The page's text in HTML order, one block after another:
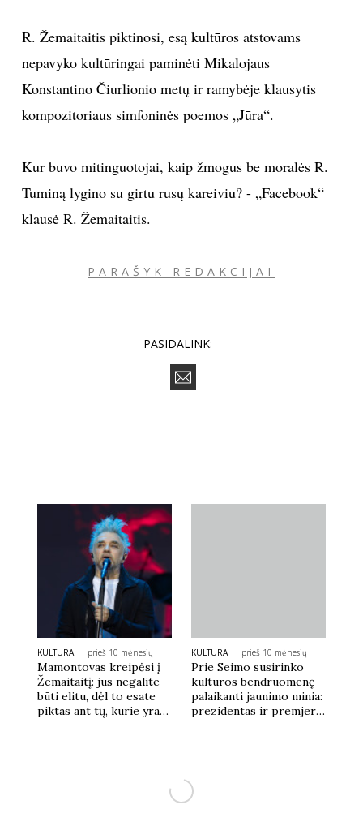
ISTORIJA
KNYGOS
VIRTUVĖ
Sekite mus:
PRENUMERUOK
NAUJIENLAIŠKĮ
R. Žemaitaitis piktinosi, esą kultūros atstovams
nepavyko kultūringai paminėti Mikalojaus
Konstantino Čiurlionio metų ir ramybėje klausytis
kompozitoriaus simfoninės poemos „Jūra“.
Kur buvo mitinguotojai, kaip žmogus be moralės R.
Tuminą lygino su girtu rusų kareiviu? - „Facebook“
klausė R. Žemaitaitis.
PARAŠYK REDAKCIJAI
PASIDALINK:
KULTŪRA prieš 10 mėnesių
Mamontovas kreipėsi į
Žemaitaitį: jūs negalite
būti elitu, dėl to esate
piktas ant tų, kurie yra
KULTŪRA prieš 10 mėnesių
Prie Seimo susirinko
kultūros bendruomenę
palaikanti jaunimo minia:
prezidentas ir premjerė